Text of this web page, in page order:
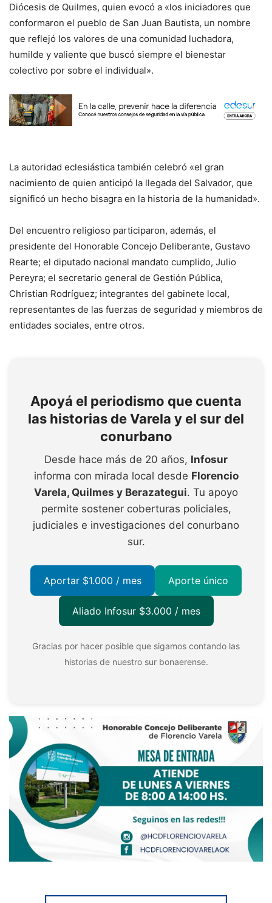
Diócesis de Quilmes, quien evocó a «los iniciadores que
conformaron el pueblo de San Juan Bautista, un nombre
que reflejó los valores de una comunidad luchadora,
humilde y valiente que buscó siempre el bienestar
colectivo por sobre el individual».
La autoridad eclesiástica también celebró «el gran
nacimiento de quien anticipó la llegada del Salvador, que
significó un hecho bisagra en la historia de la humanidad».
Del encuentro religioso participaron, además, el
presidente del Honorable Concejo Deliberante, Gustavo
Rearte; el diputado nacional mandato cumplido, Julio
Pereyra; el secretario general de Gestión Pública,
Christian Rodríguez; integrantes del gabinete local,
representantes de las fuerzas de seguridad y miembros de
entidades sociales, entre otros.
Apoyá el periodismo que cuenta
las historias de Varela y el sur del
conurbano
Desde hace más de 20 años, Infosur
informa con mirada local desde Florencio
Varela, Quilmes y Berazategui. Tu apoyo
permite sostener coberturas policiales,
judiciales e investigaciones del conurbano
sur.
Aportar $1.000 / mes Aporte único
Aliado Infosur $3.000 / mes
Gracias por hacer posible que sigamos contando las
historias de nuestro sur bonaerense.